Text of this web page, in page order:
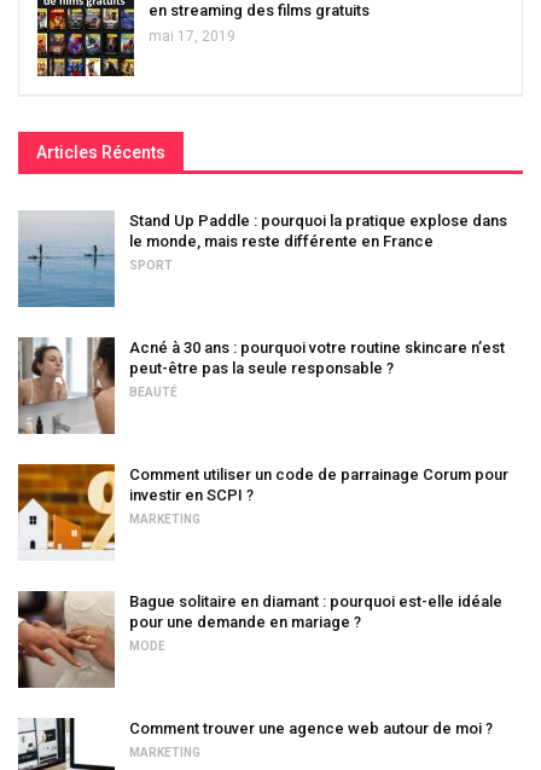
en streaming des films gratuits
mai 17, 2019
Articles Récents
Stand Up Paddle : pourquoi la pratique explose dans
le monde, mais reste différente en France
SPORT
Acné à 30 ans : pourquoi votre routine skincare n’est
peut-être pas la seule responsable ?
BEAUTÉ
Comment utiliser un code de parrainage Corum pour
investir en SCPI ?
MARKETING
Bague solitaire en diamant : pourquoi est-elle idéale
pour une demande en mariage ?
MODE
Comment trouver une agence web autour de moi ?
MARKETING